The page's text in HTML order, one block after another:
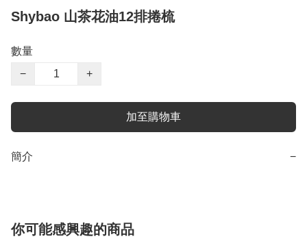
Shybao 山茶花油12排捲梳
數量
−
+
加至購物車
簡介 −
你可能感興趣的商品